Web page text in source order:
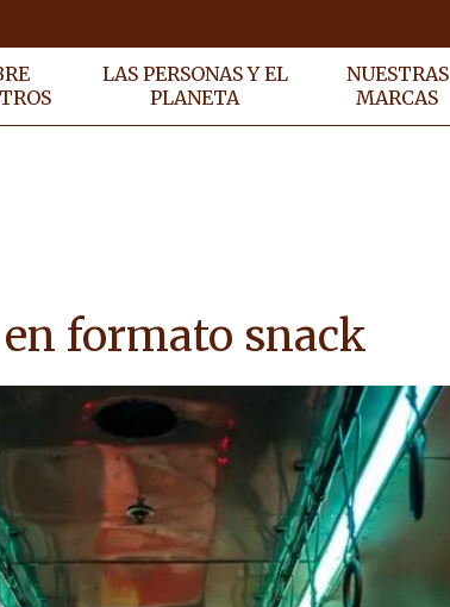
LAS PERSONAS Y EL
PLANETA
NUESTRAS
MARCAS
formato snack